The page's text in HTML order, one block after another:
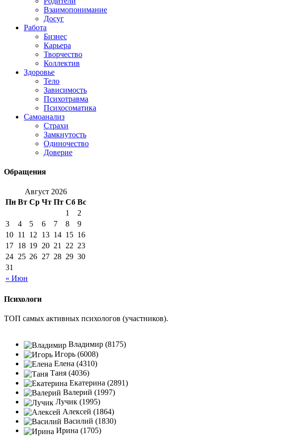
Взаимопонимание
Досуг
Работа
Бизнес
Карьера
Творчество
Коллектив
Здоровье
Тело
Зависимость
Психотравма
Психосоматика
Самоанализ
Страхи
Замкнутость
Одиночество
Доверие
Обращения
Август 2026
Пн Вт Ср Чт Пт Сб Вс
« Июн
1
2
3
4 5 6 7 8
9
10 11 12 13 14 15 16
17 18 19 20 21 22 23
24 25 26 27 28 29 30
31
Психологи
ТОП самых активных психологов (участников).
Владимир (8175)
Игорь (6008)
Елена (4310)
Таня (4036)
Екатерина (2891)
Валерий (1997)
Лучик (1995)
Алексей (1864)
Василий (1830)
Ирина (1705)